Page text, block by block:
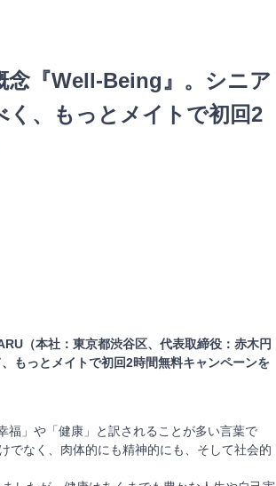
念『Well-Being』。シニア
、もっとメイトで初回2
（本社：東京都渋谷区、代表取締役：赤木円
もっとメイトで初回2時間無料キャンペーンを
福」や「健康」と訳されることが多い言葉で
でなく、肉体的にも精神的にも、そして社会的